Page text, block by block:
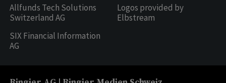
Allfunds Tech Solutions
Switzerland AG
SIX Financial Information
AG
Logos provided by
Elbstream